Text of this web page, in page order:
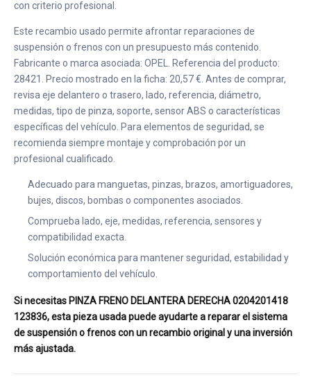
con criterio profesional.
Este recambio usado permite afrontar reparaciones de
suspensión o frenos con un presupuesto más contenido.
Fabricante o marca asociada: OPEL. Referencia del producto:
28421. Precio mostrado en la ficha: 20,57 €. Antes de comprar,
revisa eje delantero o trasero, lado, referencia, diámetro,
medidas, tipo de pinza, soporte, sensor ABS o características
específicas del vehículo. Para elementos de seguridad, se
recomienda siempre montaje y comprobación por un
profesional cualificado.
Adecuado para manguetas, pinzas, brazos, amortiguadores,
bujes, discos, bombas o componentes asociados.
Comprueba lado, eje, medidas, referencia, sensores y
compatibilidad exacta.
Solución económica para mantener seguridad, estabilidad y
comportamiento del vehículo.
Si necesitas PINZA FRENO DELANTERA DERECHA 0204201418
123836, esta pieza usada puede ayudarte a reparar el sistema
de suspensión o frenos con un recambio original y una inversión
más ajustada.